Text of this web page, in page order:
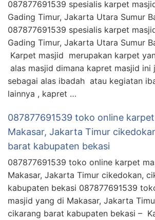
087877691539 spesialis karpet
Gading Timur, Jakarta Utara Sumur
087877691539 spesialis karpet
Gading Timur, Jakarta Utara Sumur
Karpet masjid merupakan karpet
alas masjid dimana kapret masjid ini
sebagai alas ibadah atau kegiatan
lainnya , kapret …
087877691539 toko online
Makasar, Jakarta Timur
barat kabupaten bekasi
087877691539 toko online karpet
Makasar, Jakarta Timur cikedokan,
kabupaten bekasi 087877691539
masjid yang di Makasar, Jakarta
cikarang barat kabupaten bekasi –